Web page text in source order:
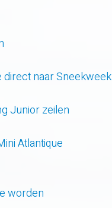
direct naar Sneekweek
Junior zeilen
Atlantique
worden